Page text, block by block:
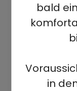
bald
in